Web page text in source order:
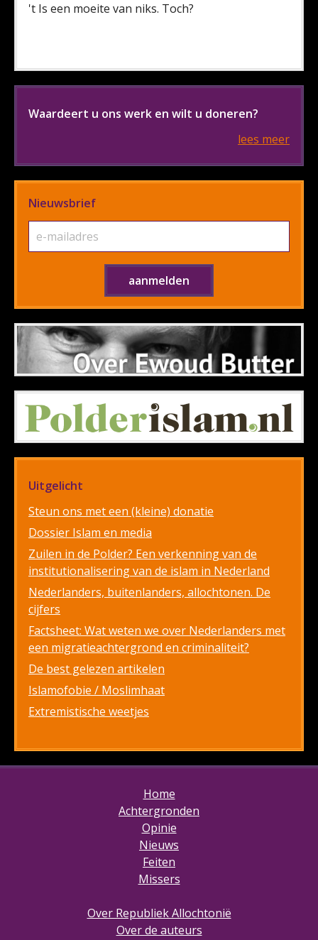
't Is een moeite van niks. Toch?
Waardeert u ons werk en wilt u doneren?
lees meer
Nieuwsbrief
Uitgelicht
Steun ons met een (kleine) donatie
Dossier Islam en media
Zuilen in de Polder? Een verkenning van de
institutionalisering van de islam in Nederland
Nederlanders, buitenlanders, allochtonen. De
cijfers
Factsheet: Wat weten we over Nederlanders met
een migratieachtergrond en criminaliteit?
De best gelezen artikelen
Islamofobie / Moslimhaat
Extremistische weetjes
Home
Achtergronden
Opinie
Nieuws
Feiten
Missers
Over Republiek Allochtonië
Over de auteurs